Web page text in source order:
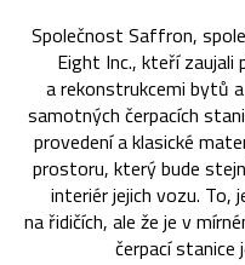
Společnost Saffron,
Eight Inc., kteří zaujali
a rekonstrukcemi bytů
samotných čerpacích
provedení a klasické
prostoru, který bude
interiér jejich vozu. To,
na řidičích, ale že je v
čerpací stanice